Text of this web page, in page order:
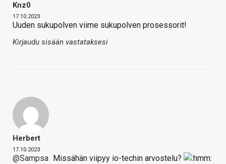
Knz0
17.10.2023
Uuden sukupolven viime sukupolven prosessorit!
Kirjaudu sisään vastataksesi
Herbert
17.10.2023
@Sampsa Missähän viipyy io-techin arvostelu?